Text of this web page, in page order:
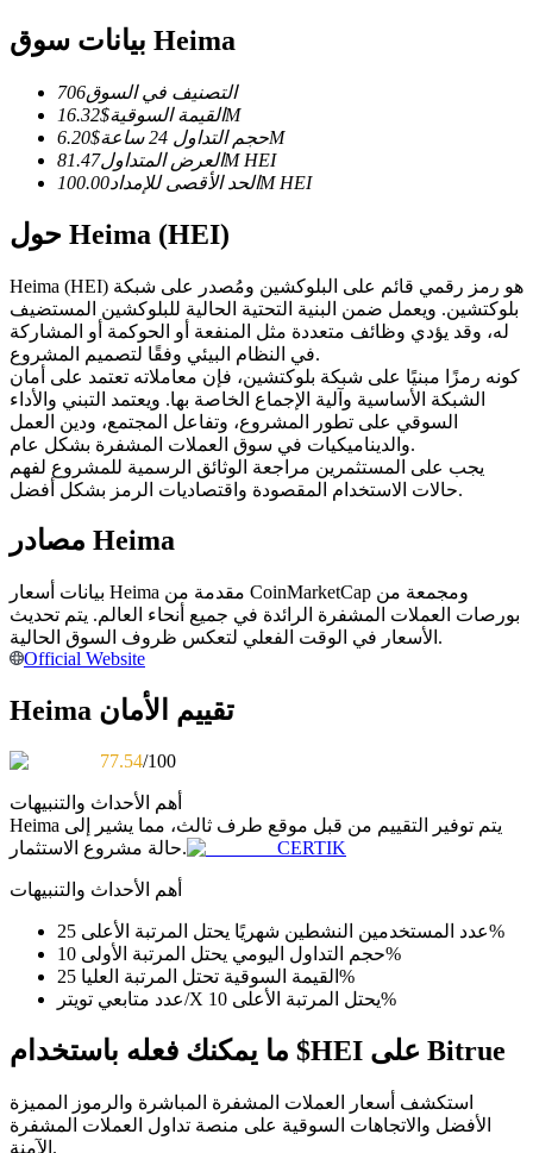
العقود الآجلة USDC
نسخ التداول
انضم إلى أفضل المتداولين
كن متداول نسخ
استمتع بتقاسم الأرباح وعمولات نسخ التداول
معلومة
تحليل البيانات الضخمة بما في ذلك المعلومات التجارية، وما
إلى ذلك.
بيانات سوق Heima
التصنيف في السوق706
القيمة السوقية$
16.32M
حجم التداول 24 ساعة
$
6.20M
العرض المتداول81.47M HEI
الحد الأقصى للإمداد100.00M HEI
حول Heima (HEI)
Heima (HEI) هو رمز رقمي قائم على البلوكشين ومُصدر على شبكة
بلوكتشين. ويعمل ضمن البنية التحتية الحالية للبلوكشين المستضيف
له، وقد يؤدي وظائف متعددة مثل المنفعة أو الحوكمة أو المشاركة
في النظام البيئي وفقًا لتصميم المشروع.
كونه رمزًا مبنيًا على شبكة بلوكتشين، فإن معاملاته تعتمد على أمان
الشبكة الأساسية وآلية الإجماع الخاصة بها. ويعتمد التبني والأداء
السوقي على تطور المشروع، وتفاعل المجتمع، ودين العمل
والديناميكيات في سوق العملات المشفرة بشكل عام.
يجب على المستثمرين مراجعة الوثائق الرسمية للمشروع لفهم
حالات الاستخدام المقصودة واقتصاديات الرمز بشكل أفضل.
مصادر Heima
بيانات أسعار Heima مقدمة من CoinMarketCap ومجمعة من
بورصات العملات المشفرة الرائدة في جميع أنحاء العالم. يتم تحديث
الأسعار في الوقت الفعلي لتعكس ظروف السوق الحالية.
Official Website
Heima تقييم الأمان
77.54/100
أهم الأحداث والتنبيهات
Heima يتم توفير التقييم من قبل موقع طرف ثالث، مما يشير إلى
حالة مشروع الاستثمار.
CERTIK
أهم الأحداث والتنبيهات
عدد المستخدمين النشطين شهريًا يحتل المرتبة الأعلى 25%
حجم التداول اليومي يحتل المرتبة الأولى 10%
القيمة السوقية تحتل المرتبة العليا 25%
عدد متابعي تويتر/X يحتل المرتبة الأعلى 10%
ما يمكنك فعله باستخدام $HEI على Bitrue
استكشف أسعار العملات المشفرة المباشرة والرموز المميزة
الأفضل والاتجاهات السوقية على منصة تداول العملات المشفرة
الآمنة.